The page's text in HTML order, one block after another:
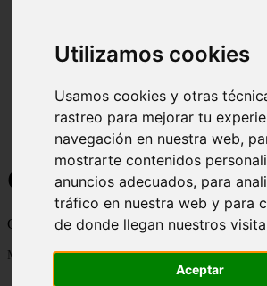
Utilizamos cookies
Usamos cookies y otras
rastreo para mejorar tu
navegación en nuestra web,
mostrarte contenidos
anuncios adecuados, para
tráfico en nuestra web y para
de donde llegan nuestros
Aceptar
Curiosidades y
Cosas curiosas, curiosidades, noticias
Mostrando 1 - 24 de 2833 artículos